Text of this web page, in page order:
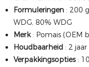
Formuleringen : 200
WDG, 80% WDG
Merk : Pomais (OEM
Houdbaarheid : 2 jaar
Verpakkingsopties :